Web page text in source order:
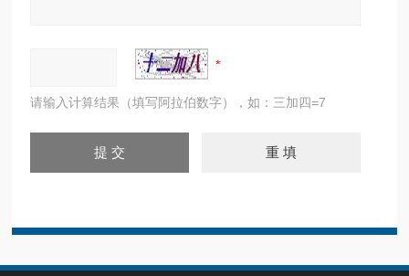
请输入计算结果（填写阿拉伯数字），如：三加四=7